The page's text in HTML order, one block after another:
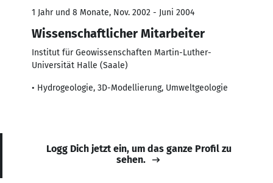
1 Jahr und 8 Monate, Nov. 2002 - Juni 2004
Wissenschaftlicher Mitarbeiter
Institut für Geowissenschaften Martin-Luther-
Universität Halle (Saale)
• Hydrogeologie, 3D-Modellierung, Umweltgeologie
Logg Dich jetzt ein, um das ganze Profil zu
sehen.